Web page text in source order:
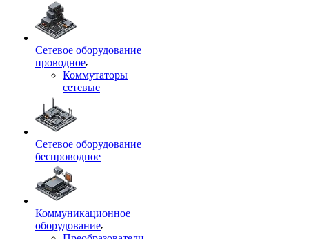
Сетевое оборудование
проводное
Коммутаторы
сетевые
Сетевое оборудование
беспроводное
Коммуникационное
оборудование